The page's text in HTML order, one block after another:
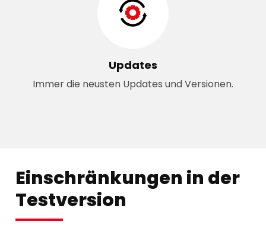
Updates
Immer die neusten Updates und Versionen.
Einschränkungen in der
Testversion